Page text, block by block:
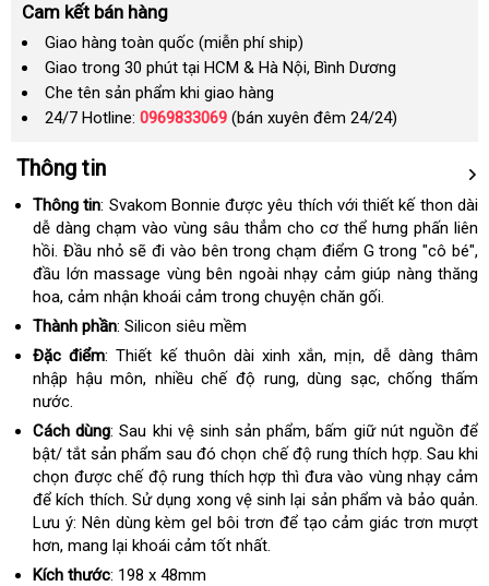
Cam kết bán hàng
Giao hàng toàn quốc (miễn phí ship)
Giao trong 30 phút tại HCM & Hà Nội, Bình Dương
Che tên sản phẩm khi giao hàng
24/7 Hotline: 0969833069 (bán xuyên đêm 24/24)
Thông tin
Thông tin: Svakom Bonnie được yêu thích với thiết kế thon dài
dễ dàng chạm vào vùng sâu thẳm cho cơ thể hưng phấn liên
hồi. Đầu nhỏ sẽ đi vào bên trong chạm điểm G trong "cô bé",
đầu lớn massage vùng bên ngoài nhạy cảm giúp nàng thăng
hoa, cảm nhận khoái cảm trong chuyện chăn gối.
Thành phần: Silicon siêu mềm
Đặc điểm: Thiết kế thuôn dài xinh xắn, mịn, dễ dàng thâm
nhập hậu môn, nhiều chế độ rung, dùng sạc, chống thấm
nước.
Cách dùng: Sau khi vệ sinh sản phẩm, bấm giữ nút nguồn để
bật/ tắt sản phẩm sau đó chọn chế độ rung thích hợp. Sau khi
chọn được chế độ rung thích hợp thì đưa vào vùng nhạy cảm
để kích thích. Sử dụng xong vệ sinh lại sản phẩm và bảo quản.
Lưu ý: Nên dùng kèm gel bôi trơn để tạo cảm giác trơn mượt
hơn, mang lại khoái cảm tốt nhất.
Kích thước: 198 x 48mm